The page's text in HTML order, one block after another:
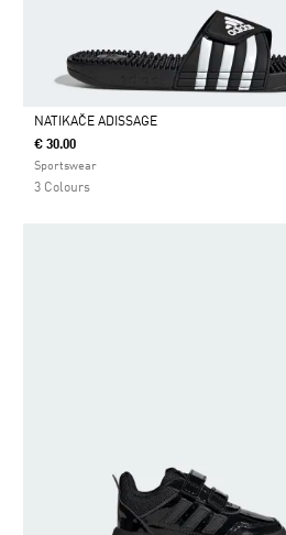
Da
NATIKAČE ADISSAGE
€ 30.00
Sportswear
3 Colours